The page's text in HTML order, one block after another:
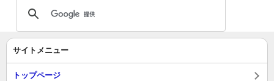
サイトメニュー
トップページ